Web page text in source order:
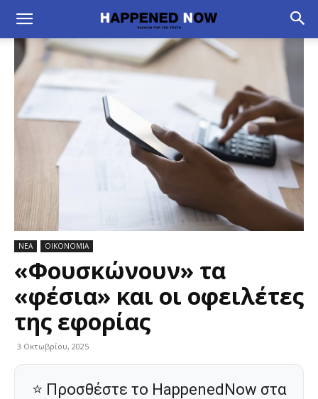
ΝΕΑ ΟΙΚΟΝΟΜΙΑ
«Φουσκώνουν» τα
«φέσια» και οι οφειλέτες
της εφορίας
3 Οκτωβρίου, 2025
⭐ Προσθέστε το HappenedNow στα